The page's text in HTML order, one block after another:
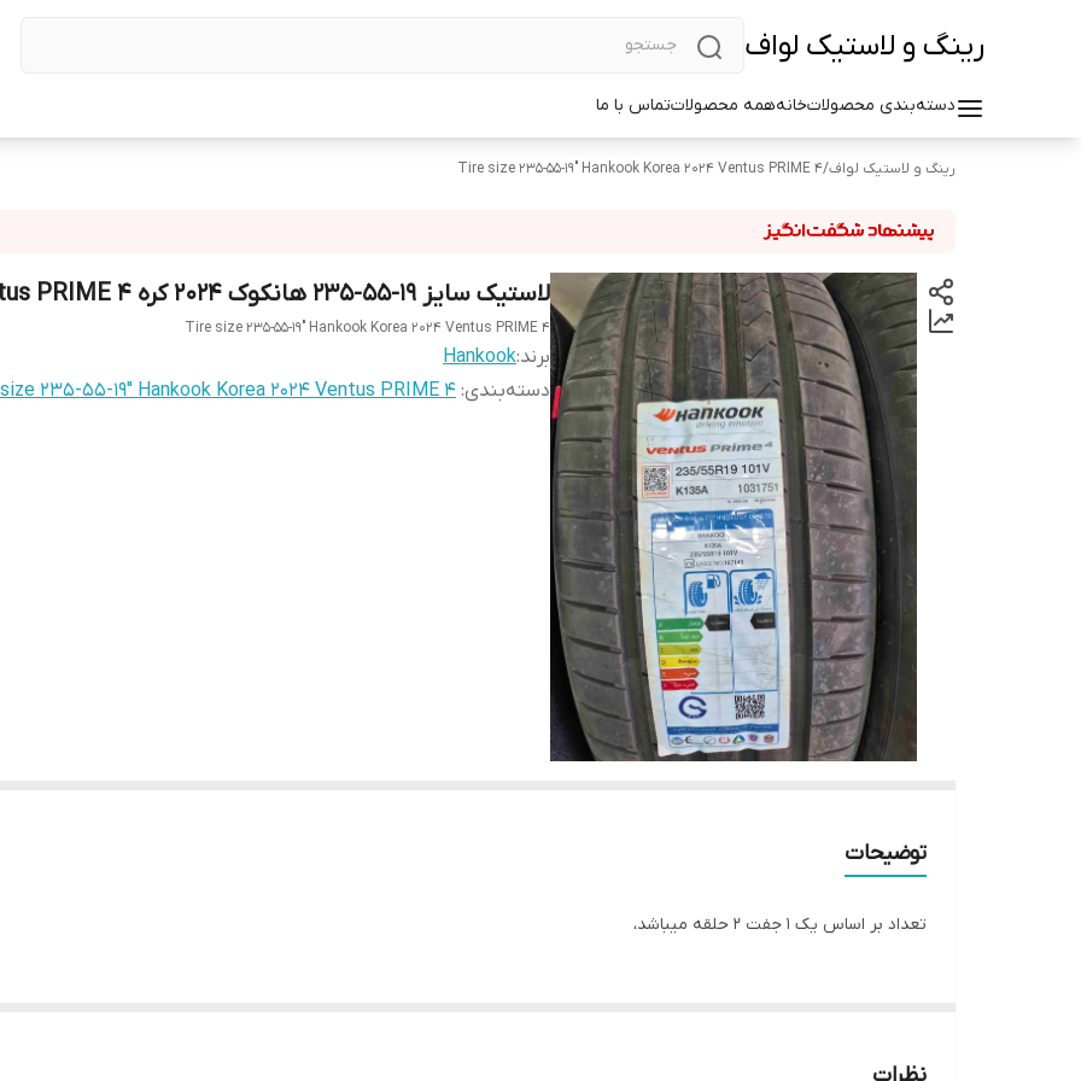
رینگ و لاستیک لواف
دسته‌بندی محصولاتخانههمه محصولاتتماس با ما
رینگ و لاستیک لواف/
Tire size 235-55-19" Hankook Korea 2024 Ventus PRIME 4
لاستیک سایز ۱۹-۵۵-۲۳۵ هانکوک ۲۰۲۴ کره Ventus PRIME 4
Tire size 235-55-19" Hankook Korea 2024 Ventus PRIME 4
برند:Hankook
دسته‌بندی:
235-55-19" Hankook Korea 2024 Ventus PRIME 4
توضیحات
تعداد بر اساس یک ۱ جفت ۲ حلقه میباشد،